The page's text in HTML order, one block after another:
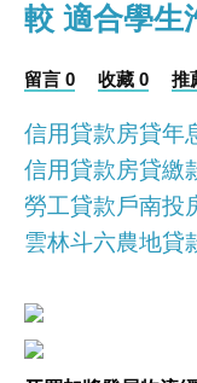
較 適合學生
留言 0 收藏 0 推
信用貸款房貸年
信用貸款房貸繳
勞工貸款戶南投
雲林斗六農地貸